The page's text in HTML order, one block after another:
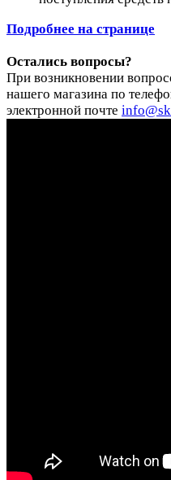
Подробнее на странице
Остались вопросы?
При возникновении
нашего магазина по
электронной почте